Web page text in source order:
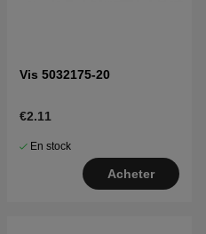
Vis 5032175-20
€2.11
En stock
Acheter